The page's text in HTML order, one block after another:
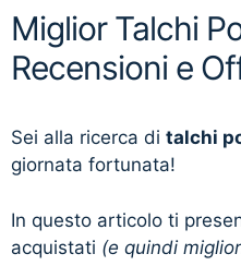
Miglior Talchi
Recensioni e
Sei alla ricerca di talchi
giornata fortunata!
In questo articolo ti
acquistati (e quindi